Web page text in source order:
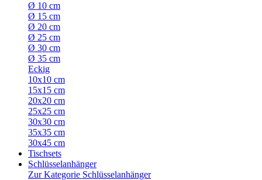
Ø 10 cm
Ø 15 cm
Ø 20 cm
Ø 25 cm
Ø 30 cm
Ø 35 cm
Eckig
10x10 cm
15x15 cm
20x20 cm
25x25 cm
30x30 cm
35x35 cm
30x45 cm
Tischsets
Schlüsselanhänger
Zur Kategorie Schlüsselanhänger